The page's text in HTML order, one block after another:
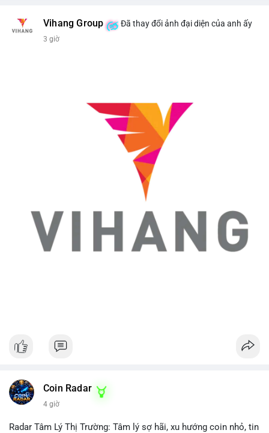
Vihang Group Đã thay đổi ảnh đại diện của anh ấy
3 giờ
Coin Radar
4 giờ
Radar Tâm Lý Thị Trường: Tâm lý sợ hãi, xu hướng coin nhỏ, tin